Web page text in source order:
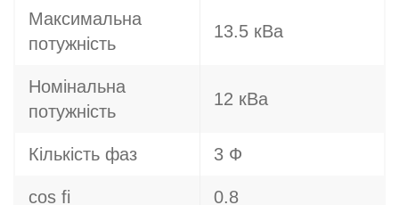
Максимальна
потужність
13.5 кВа
Номінальна
потужність
12 кВа
Кількість фаз 3 Ф
cos fi 0.8